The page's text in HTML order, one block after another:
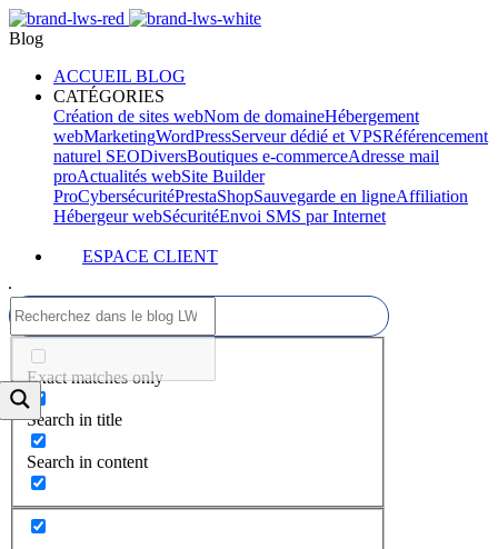
Blog
ACCUEIL BLOG
CATÉGORIES
Création de sites webNom de domaineHébergement
webMarketingWordPressServeur dédié et VPSRéférencement
naturel SEODiversBoutiques e-commerceAdresse mail
proActualités webSite Builder
ProCybersécuritéPrestaShopSauvegarde en ligneAffiliation
Hébergeur webSécuritéEnvoi SMS par Internet
ESPACE CLIENT
Exact matches only
Search in title
Search in content